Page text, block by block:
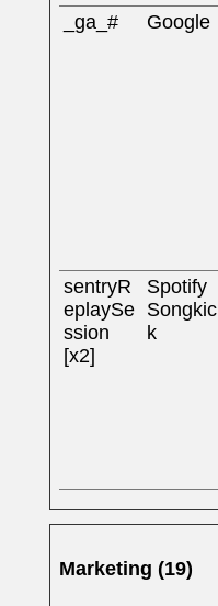
_ga_# Google
sentryR
eplaySe
ssion
[x2]
Spotify
Songkic
k
Marketing (19)